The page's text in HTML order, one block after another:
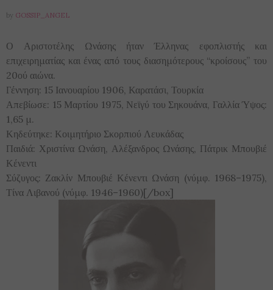
by GOSSIP_ANGEL
Ο Αριστοτέλης Ωνάσης ήταν Έλληνας εφοπλιστής και
επιχειρηματίας και ένας από τους διασημότερους “κροίσους” του
20ού αιώνα.
Γέννηση: 15 Ιανουαρίου 1906, Καρατάσι, Τουρκία
Απεβίωσε: 15 Μαρτίου 1975, Νεϊγύ του Σηκουάνα, Γαλλία Ύψος:
1,65 μ.
Κηδεύτηκε: Κοιμητήριο Σκορπιού Λευκάδας
Παιδιά: Χριστίνα Ωνάση, Αλέξανδρος Ωνάσης, Πάτρικ Μπουβιέ
Κένεντι
Σύζυγος: Ζακλίν Μπουβιέ Κένεντι Ωνάση (νύμφ. 1968–1975),
Τίνα Λιβανού (νύμφ. 1946–1960)[/box]